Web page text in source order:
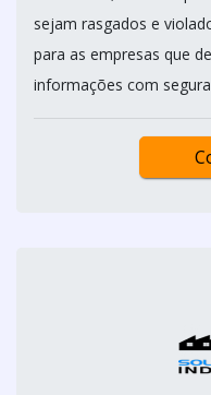
sejam rasgados e
para as empresas que
informações com